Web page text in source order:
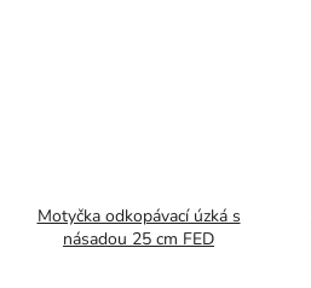
Motyčka odkopávací úzká s
násadou 25 cm FED